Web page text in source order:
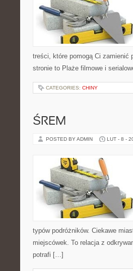
treści, które pomogą Ci zamienić
stronie to Plaże filmowe i
CATEGORIES: CHINY
ŚREM
POSTED BY ADMIN LUT - 8 -
typów podróżników. Ciekawe
miejscówek. To relacja z
potrafi […]